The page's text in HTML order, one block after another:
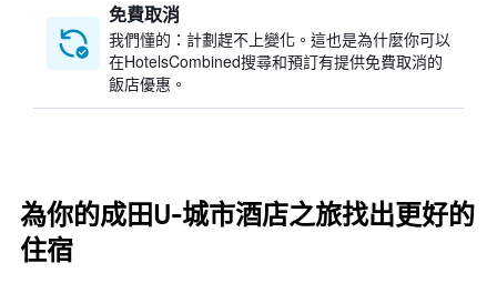
免費取消
我們懂的：計劃趕不上變化。這也是為什麼你可以
在HotelsCombined搜尋和預訂有提供免費取消的
飯店優惠。
為你的成田U-城市酒店之旅找出更好的
住宿